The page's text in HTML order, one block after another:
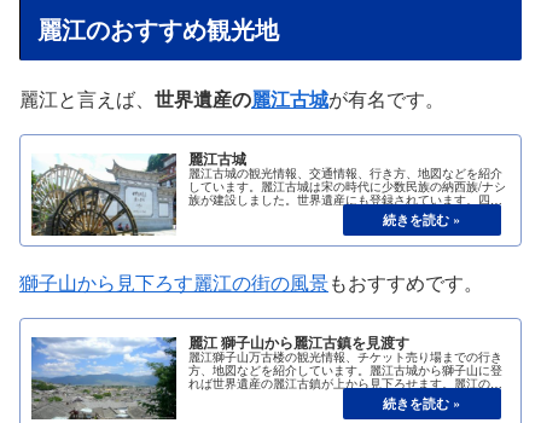
麗江のおすすめ観光地
麗江と言えば、 世界遺産の麗江古城が有名です。
麗江古城
麗江古城の観光情報、交通情報、行き方、地図などを紹介
しています。麗江古城は宋の時代に少数民族の納西族/ナシ
族が建設しました。世界遺産にも登録されています。四方
街、木府、五鳳楼などの観光スポットがあります。
獅子山から見下ろす麗江の街の風景もおすすめです。
麗江 獅子山から麗江古鎮を見渡す
麗江獅子山万古楼の観光情報、チケット売り場までの行き
方、地図などを紹介しています。麗江古城から獅子山に登
れば世界遺産の麗江古鎮が上から見下ろせます。麗江の伝
統的な黒系の瓦屋根の家が立ち並び、昔ながらの伝統的な